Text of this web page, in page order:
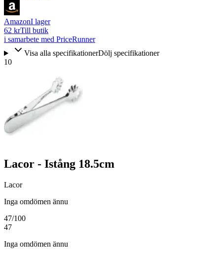
AmazonI lager
62 krTill butik
i samarbete med PriceRunner
Visa alla specifikationerDölj specifikationer
10
Lacor - Istång 18.5cm
Lacor
Inga omdömen ännu
47/100
47
Inga omdömen ännu